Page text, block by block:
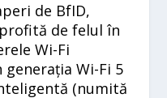
de BfID,
de felul în
Wi-Fi
Wi-Fi 5
(numită